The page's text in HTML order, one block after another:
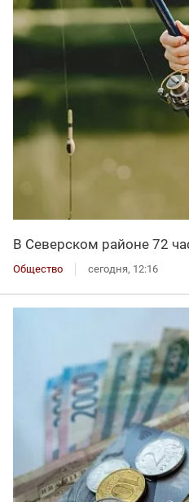
В Северском районе 72
Общество сегодня, 12:16